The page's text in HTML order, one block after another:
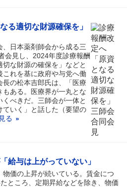
る適切な財源確保を」
、日本薬剤師会から成る三
会見し、2024年度診療報酬
な財源の確保を」などと
れを基に政府や与党へ働
長の松本吉郎氏は、「医療
ある。医療界が一丸とな
べきだ。三師会が一体と
ていく」と話した（要望の
る
給与は上がっていない」
価の上昇が続いている。賃金につ
ところ、定期昇給などを除き、物価